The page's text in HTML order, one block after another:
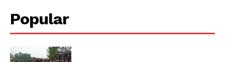
Popular